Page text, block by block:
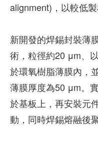
alignment)，以較低
新開發的焊錫封裝薄
術，粒徑約20 μm、
於環氧樹脂薄膜內，
薄膜厚度為50 μm。
於基板上，再安裝元
動，同時焊錫熔融後